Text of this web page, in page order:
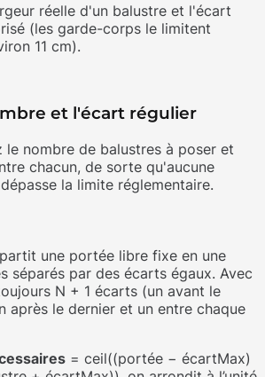
réelle d'un balustre et l'écart
(les garde-corps le limitent
11 cm).
et l'écart régulier
le nombre de balustres à poser et
chacun, de sorte qu'aucune
la limite réglementaire.
une portée libre fixe en une
séparés par des écarts égaux. Avec
N + 1 écarts (un avant le
après le dernier et un entre chaque
= ceil((portée − écartMax)